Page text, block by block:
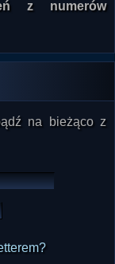
z numerów
na bieżąco z